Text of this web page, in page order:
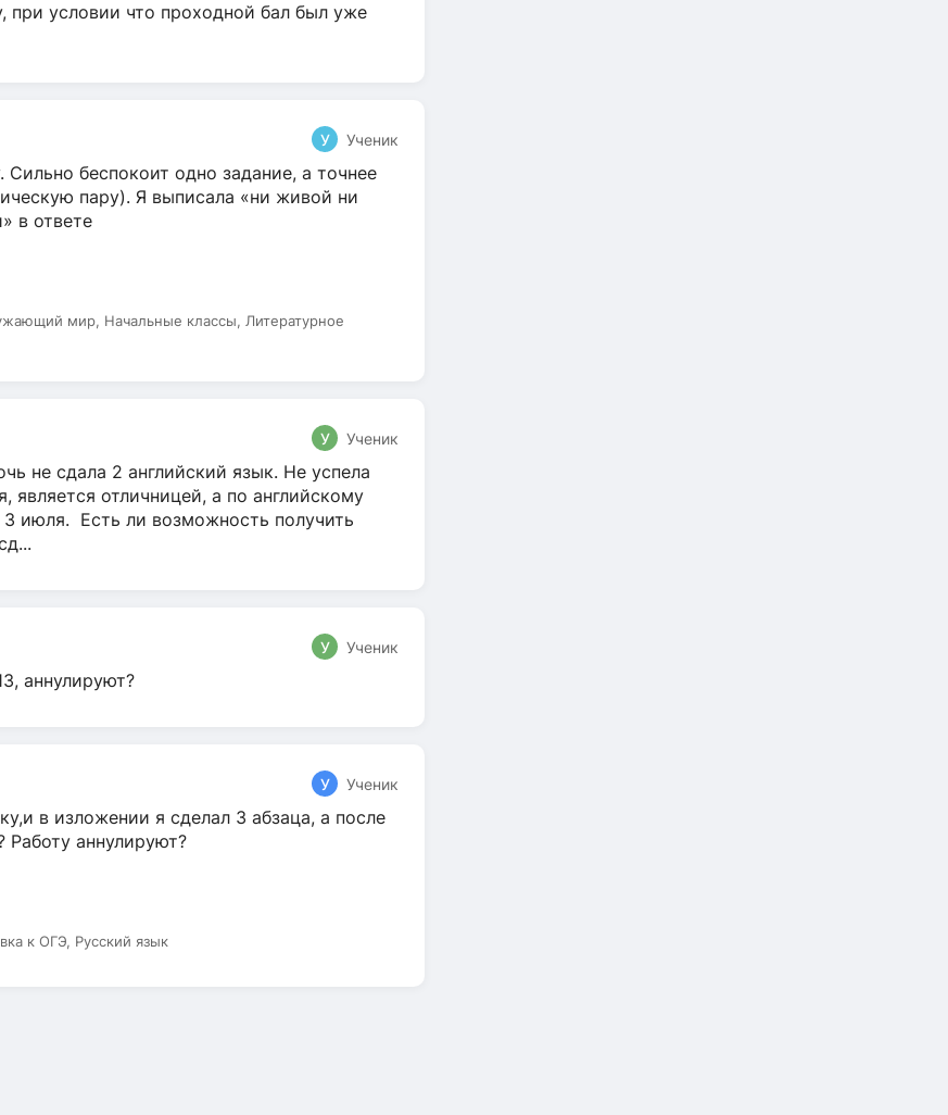
при условии что проходной бал был уже
У Ученик
беспокоит одно задание, а точнее
пару). Я выписала «ни живой ни
в ответе
мир, Начальные классы, Литературное
У Ученик
не сдала 2 английский язык. Не успела
является отличницей, а по английскому
3 июля. Есть ли возможность получить
У Ученик
аннулируют?
У Ученик
в изложении я сделал 3 абзаца, а после
Работу аннулируют?
к ОГЭ, Русский язык